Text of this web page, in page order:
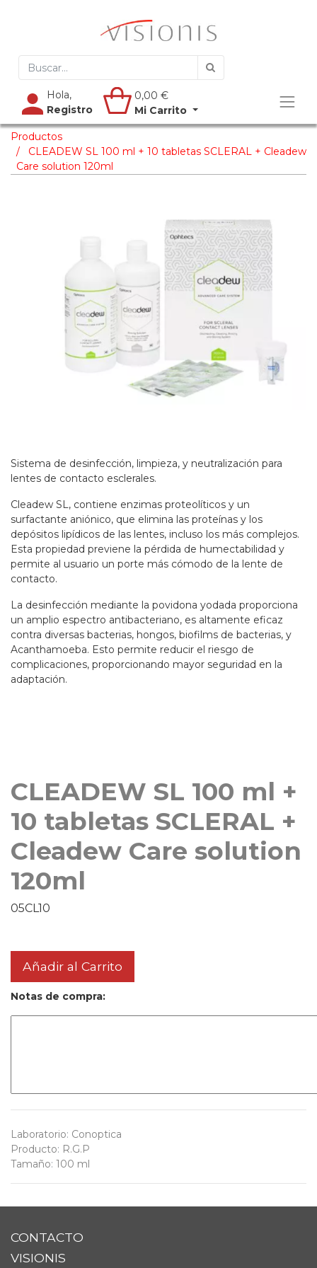
Hola,
Registro
0,00 €
Mi Carrito
Productos
CLEADEW SL 100 ml + 10 tabletas SCLERAL + Cleadew
Care solution 120ml
Sistema de desinfección, limpieza, y neutralización para
lentes de contacto esclerales.
Cleadew SL, contiene enzimas proteolíticos y un
surfactante aniónico, que elimina las proteínas y los
depósitos lipídicos de las lentes, incluso los más complejos.
Esta propiedad previene la pérdida de humectabilidad y
permite al usuario un porte más cómodo de la lente de
contacto.
La desinfección mediante la povidona yodada proporciona
un amplio espectro antibacteriano, es altamente eficaz
contra diversas bacterias, hongos, biofilms de bacterias, y
Acanthamoeba. Esto permite reducir el riesgo de
complicaciones, proporcionando mayor seguridad en la
adaptación.
CLEADEW SL 100 ml +
10 tabletas SCLERAL +
Cleadew Care solution
120ml
05CL10
Añadir al Carrito
Notas de compra:
Laboratorio: Conoptica
Producto: R.G.P
Tamaño: 100 ml
CONTACTO
VISIONIS